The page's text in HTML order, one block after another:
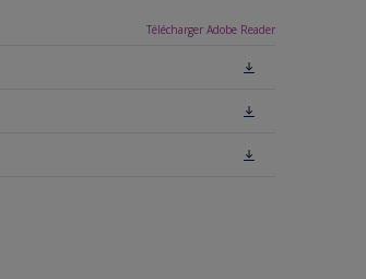
Télécharger Adobe Reader